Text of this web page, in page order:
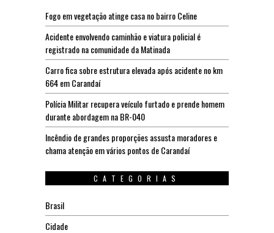
Fogo em vegetação atinge casa no bairro Celine
Acidente envolvendo caminhão e viatura policial é
registrado na comunidade da Matinada
Carro fica sobre estrutura elevada após acidente no km
664 em Carandaí
Polícia Militar recupera veículo furtado e prende homem
durante abordagem na BR-040
Incêndio de grandes proporções assusta moradores e
chama atenção em vários pontos de Carandaí
CATEGORIAS
Brasil
Cidade